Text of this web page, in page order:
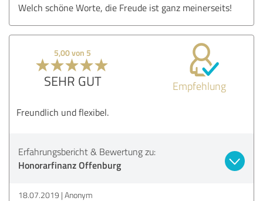
Welch schöne Worte, die Freude ist ganz meinerseits!
5,00 von 5
SEHR GUT Empfehlung
Freundlich und flexibel.
Erfahrungsbericht & Bewertung zu:
Honorarfinanz Offenburg
18.07.2019 Anonym